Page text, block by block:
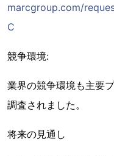
marcgroup.com/
C
競争環境:
業界の競争環境も主要
調査されました。
将来の見通し